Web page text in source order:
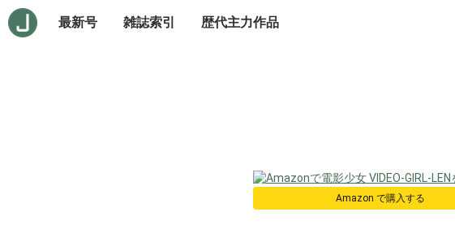
最新号 雑誌索引 歴代主力作品
Amazon で購入する